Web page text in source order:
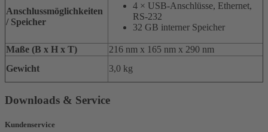
Anschlussmöglichkeiten
/ Speicher
4 × USB-Anschlüsse, Ethernet,
RS-232
32 GB interner Speicher
Maße (B x H x T)
216 nm x 165 nm x 290 nm
Gewicht
3,0 kg
Downloads & Service
Kundenservice